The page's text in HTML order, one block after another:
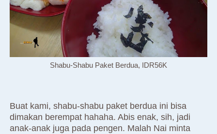
Shabu-Shabu Paket Berdua, IDR56K
Buat kami, shabu-shabu paket berdua ini bisa
dimakan berempat hahaha. Abis enak, sih, jadi
anak-anak juga pada pengen. Malah Nai minta